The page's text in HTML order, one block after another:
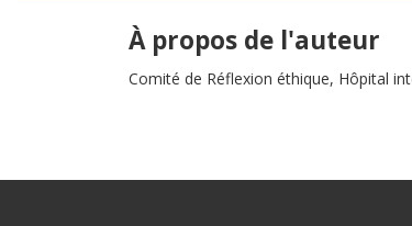
À propos de l'auteur
Comité de Réflexion éthique, Hôpital